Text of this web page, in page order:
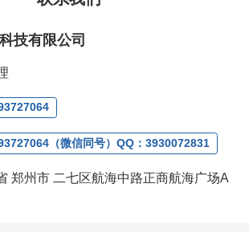
及科研单位先发货和
承担所有运费。
东(欢迎致电
技有限公司
（微信同号）QQ：3930072831
郑州市 二七区航海中路正商航海广场A